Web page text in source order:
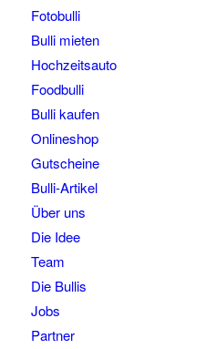
Fotobulli
Bulli mieten
Hochzeitsauto
Foodbulli
Bulli kaufen
Onlineshop
Gutscheine
Bulli-Artikel
Über uns
Die Idee
Team
Die Bullis
Jobs
Partner